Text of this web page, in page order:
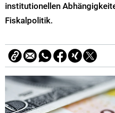
institutionellen
Fiskalpolitik.